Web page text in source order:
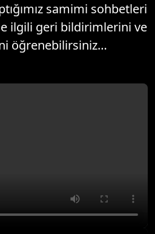
samimi sohbetleri
ilgili geri bildirimlerini ve
öğrenebilirsiniz…